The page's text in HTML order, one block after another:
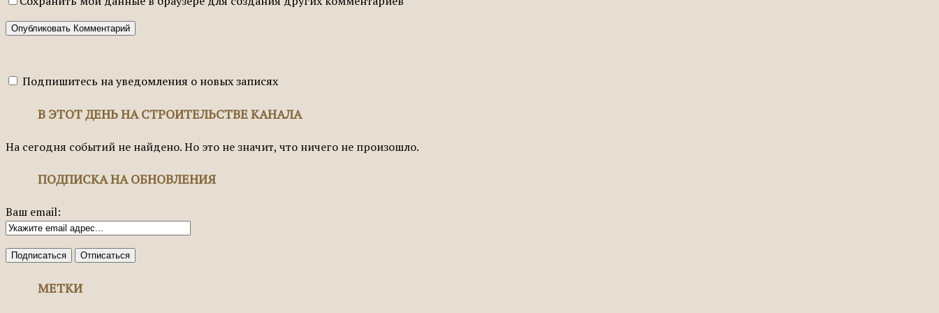
Подпишитесь на уведомления о новых записях
В ЭТОТ ДЕНЬ НА СТРОИТЕЛЬСТВЕ КАНАЛА
На сегодня событий не найдено. Но это не значит, что ничего не произошло.
ПОДПИСКА НА ОБНОВЛЕНИЯ
Ваш email:
МЕТКИ